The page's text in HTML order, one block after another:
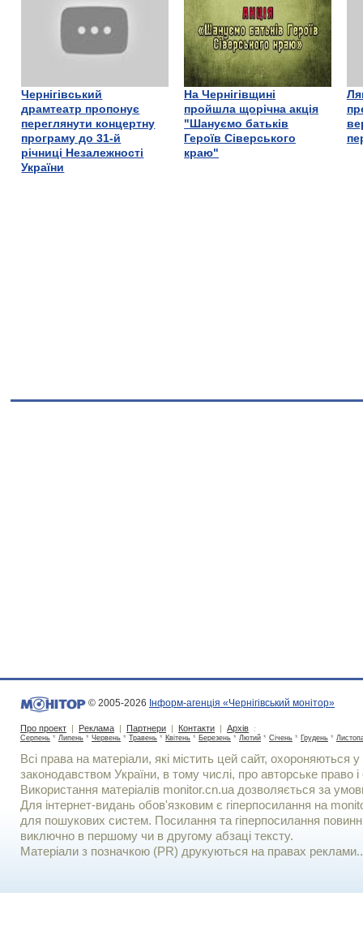
Чернігівський
драмтеатр пропонує
переглянути концертну
програму до 31-й
річниці Незалежності
України
На Чернігівщині
пройшла щорічна акція
"Шануємо батьків
Героїв Сіверського
краю"
© 2005-2026 Інформ-агенція «Чернігівський монітор»
Про проект | Реклама | Партнери | Контакти | Архів :
Серпень * Липень * Червень * Травень * Квітень * Березень * Лютий * Січень * Грудень *
Всі права на матеріали, які містить цей сайт, охороняються у
законодавством України, в тому числі, про авторське право і
Використання матерiалiв monitor.cn.ua дозволяється за
Для iнтернет-видань обов'язковим є гiперпосилання на
для пошукових систем. Посилання та гіперпосилання
виключно в першому чи в другому абзаці тексту.
Матеріали з позначкою (PR) друкуються на правах реклами..